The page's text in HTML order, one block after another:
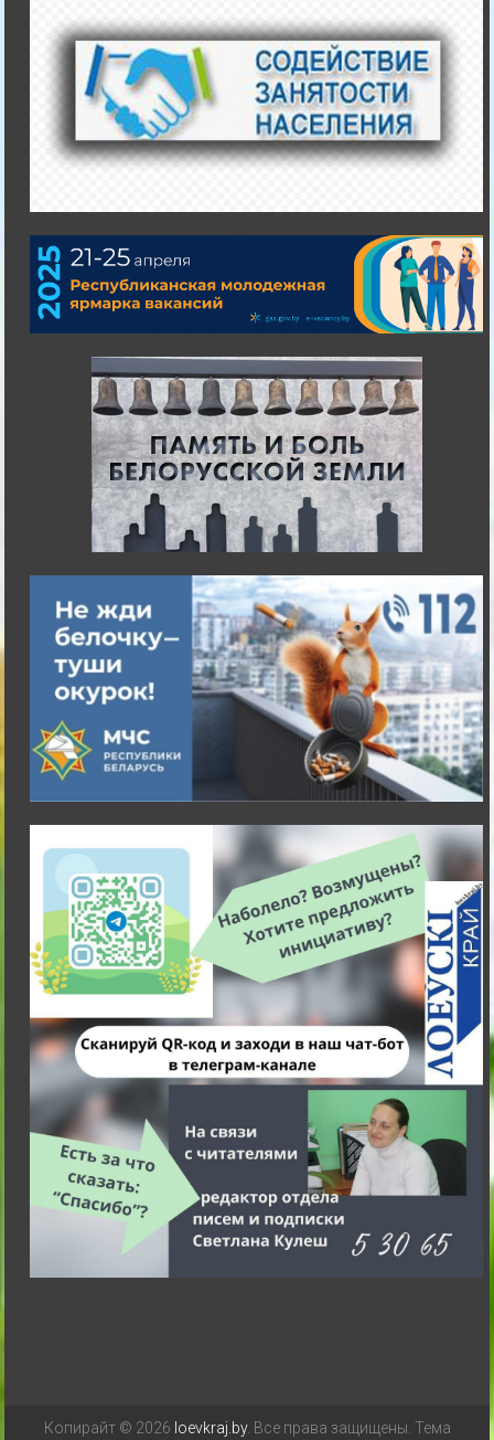
Копирайт © 2026 loevkraj.by. Все права защищены. Тема